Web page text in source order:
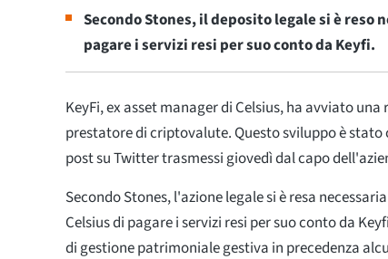
Secondo Stones, il deposito legale si è
pagare i servizi resi per suo conto da Keyfi.
KeyFi, ex asset manager di Celsius, ha avviato
prestatore di criptovalute. Questo sviluppo è stato
post su Twitter trasmessi giovedì dal capo
Secondo Stones, l'azione legale si è resa
Celsius di pagare i servizi resi per suo conto da
di gestione patrimoniale gestiva in precedenza